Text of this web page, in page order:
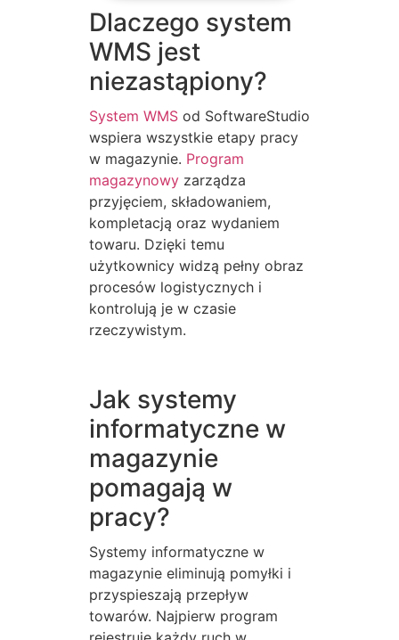
Dlaczego system
WMS jest
niezastąpiony?
System WMS od SoftwareStudio
wspiera wszystkie etapy pracy
w magazynie. Program
magazynowy zarządza
przyjęciem, składowaniem,
kompletacją oraz wydaniem
towaru. Dzięki temu
użytkownicy widzą pełny obraz
procesów logistycznych i
kontrolują je w czasie
rzeczywistym.
Jak systemy
informatyczne w
magazynie
pomagają w
pracy?
Systemy informatyczne w
magazynie eliminują pomyłki i
przyspieszają przepływ
towarów. Najpierw program